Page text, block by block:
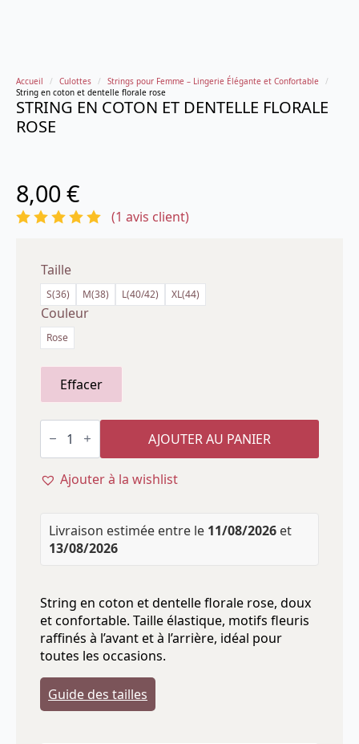
Accueil Culottes
Strings pour Femme – Lingerie Élégante et Confortable
String en coton et dentelle florale rose
STRING EN COTON ET DENTELLE FLORALE
ROSE
8,00 €
(1 avis client)
Taille
S(36) M(38) L(40/42) XL(44)
Couleur
Rose
Effacer
quantité
de
en
coton
et
rose
AJOUTER AU PANIER
Ajouter à la wishlist
Livraison estimée entre le 11/08/2026 et
13/08/2026
String en coton et dentelle florale rose, doux
et confortable. Taille élastique, motifs fleuris
raffinés à l’avant et à l’arrière, idéal pour
toutes les occasions.
Guide des tailles